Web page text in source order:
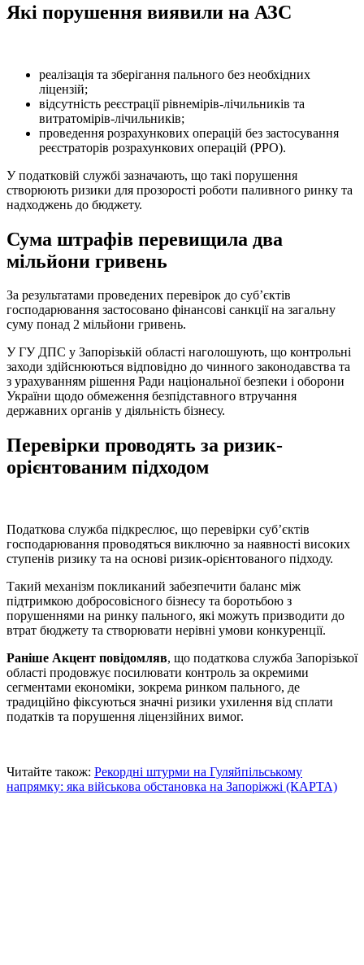
Які порушення виявили на АЗС
реалізація та зберігання пального без необхідних
ліцензій;
відсутність реєстрації рівнемірів-лічильників та
витратомірів-лічильників;
проведення розрахункових операцій без застосування
реєстраторів розрахункових операцій (РРО).
У податковій службі зазначають, що такі порушення
створюють ризики для прозорості роботи паливного ринку та
надходжень до бюджету.
Сума штрафів перевищила два
мільйони гривень
За результатами проведених перевірок до суб’єктів
господарювання застосовано фінансові санкції на загальну
суму понад 2 мільйони гривень.
У ГУ ДПС у Запорізькій області наголошують, що контрольні
заходи здійснюються відповідно до чинного законодавства та
з урахуванням рішення Ради національної безпеки і оборони
України щодо обмеження безпідставного втручання
державних органів у діяльність бізнесу.
Перевірки проводять за ризик-
орієнтованим підходом
Податкова служба підкреслює, що перевірки суб’єктів
господарювання проводяться виключно за наявності високих
ступенів ризику та на основі ризик-орієнтованого підходу.
Такий механізм покликаний забезпечити баланс між
підтримкою добросовісного бізнесу та боротьбою з
порушеннями на ринку пального, які можуть призводити до
втрат бюджету та створювати нерівні умови конкуренції.
Раніше Акцент повідомляв, що податкова служба Запорізької
області продовжує посилювати контроль за окремими
сегментами економіки, зокрема ринком пального, де
традиційно фіксуються значні ризики ухилення від сплати
податків та порушення ліцензійних вимог.
Читайте також: Рекордні штурми на Гуляйпільському
напрямку: яка військова обстановка на Запоріжжі (КАРТА)